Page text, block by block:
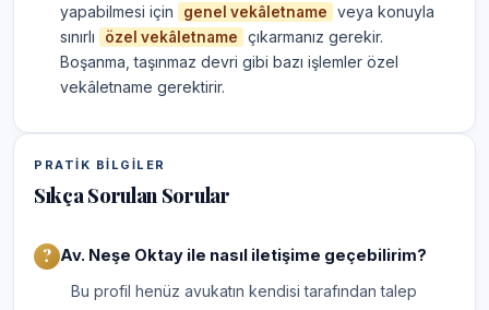
yapabilmesi için
genel vekâletname
veya konuyla
sınırlı
özel vekâletname
çıkarmanız gerekir.
Boşanma, taşınmaz devri gibi bazı işlemler özel
vekâletname gerektirir.
PRATIK BILGILER
Sıkça Sorulan Sorular
Av. Neşe Oktay ile nasıl iletişime geçebilirim?
Bu profil henüz avukatın kendisi tarafından talep